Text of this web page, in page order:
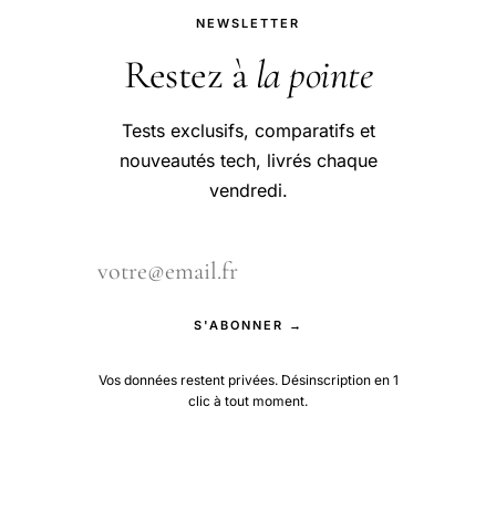
NEWSLETTER
Restez à la pointe
Tests exclusifs, comparatifs et
nouveautés tech, livrés chaque
vendredi.
S'ABONNER →
Vos données restent privées. Désinscription en 1
clic à tout moment.